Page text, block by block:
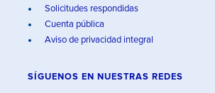
Solicitudes respondidas
Cuenta pública
Aviso de privacidad integral
SÍGUENOS EN NUESTRAS REDES